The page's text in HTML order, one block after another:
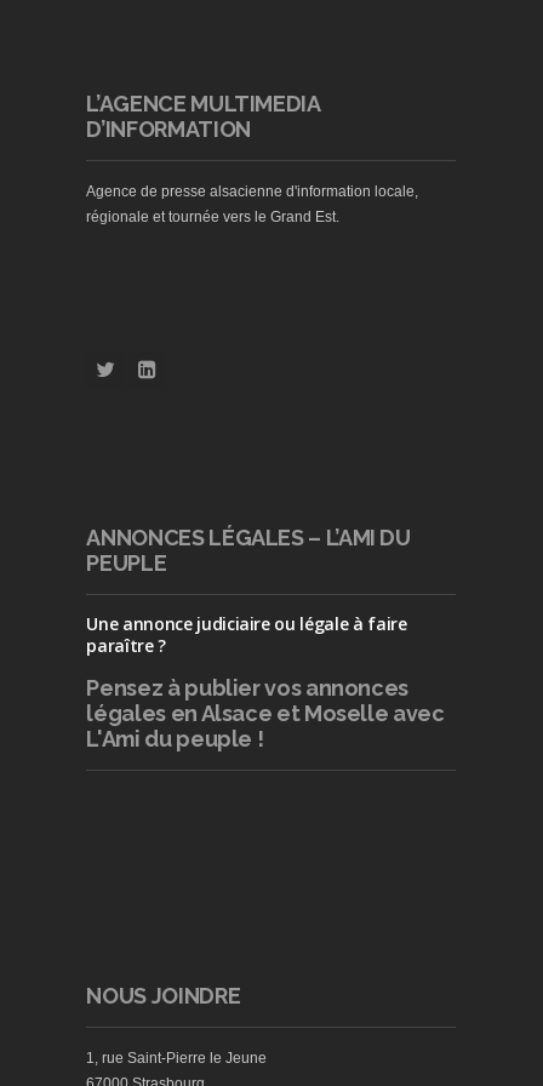
L’AGENCE MULTIMEDIA
D’INFORMATION
Agence de presse alsacienne d'information locale,
régionale et tournée vers le Grand Est.
ANNONCES LÉGALES – L’AMI DU
PEUPLE
Une annonce judiciaire ou légale à faire
paraître ?
Pensez à publiervos annonces
légales en Alsace et Moselle avec
L'Ami du peuple !
NOUS JOINDRE
1, rue Saint-Pierre le Jeune